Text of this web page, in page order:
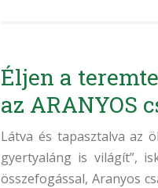
Éljen a
az ARANYOS
Látva és tapasztalva az
gyertyaláng is világít”,
összefogással, Aranyos